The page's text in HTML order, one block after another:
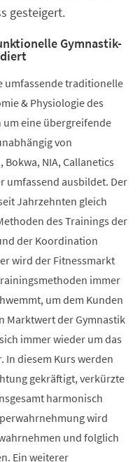
gesteigert.
Gymnastik-
umfassende traditionelle
& Physiologie des
um eine übergreifende
von
NIA, Callanetics
umfassend ausbildet. Der
Jahrzehnten gleich
des Trainings der
der Koordination
wird der Fitnessmarkt
immer
um dem Kunden
Marktwert der Gymnastik
immer wieder um das
In diesem Kurs werden
gekräftigt, verkürzte
harmonisch
wird
und folglich
Ein weiterer